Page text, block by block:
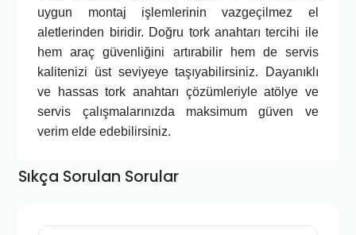
uygun montaj işlemlerinin vazgeçilmez el
aletlerinden biridir. Doğru tork anahtarı tercihi ile
hem araç güvenliğini artırabilir hem de servis
kalitenizi üst seviyeye taşıyabilirsiniz. Dayanıklı
ve hassas tork anahtarı çözümleriyle atölye ve
servis çalışmalarınızda maksimum güven ve
verim elde edebilirsiniz.
Sıkça Sorulan Sorular